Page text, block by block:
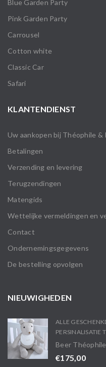
Blue Garden Party
Pink Garden Party
Carrousel
Cotton white
Classic Car
Safari
KLANTENDIENST
Uw aankopen bij Théophile &
Betalingen
Verzending en levering
Terugzendingen
Matengids
Wettelijke vermeldingen en
Contact
Ondernemingsgegevens
De bestelling opvolgen
NIEUWIGHEDEN
ALLE
PERSINALISATIE T
Beer
€175,00